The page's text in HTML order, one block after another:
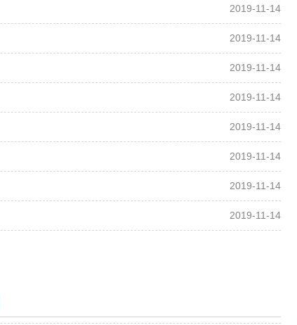
2019-11-14
2019-11-14
2019-11-14
2019-11-14
2019-11-14
2019-11-14
2019-11-14
2019-11-14